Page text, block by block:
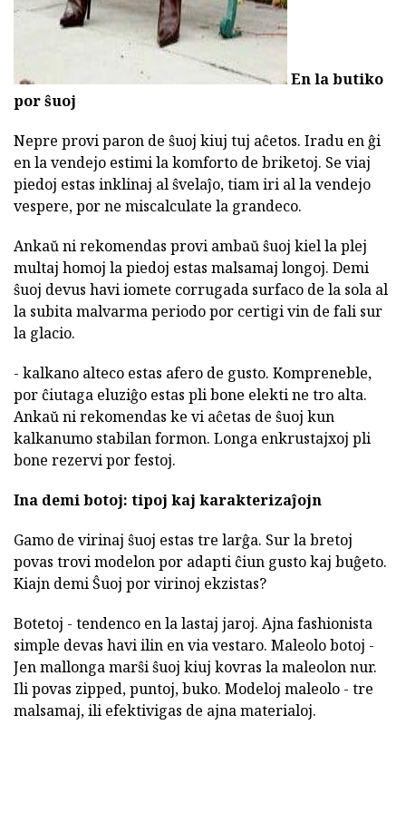
En la butiko
por ŝuoj
Nepre provi paron de ŝuoj kiuj tuj aĉetos. Iradu en ĝi
en la vendejo estimi la komforto de briketoj. Se viaj
piedoj estas inklinaj al ŝvelaĵo, tiam iri al la vendejo
vespere, por ne miscalculate la grandeco.
Ankaŭ ni rekomendas provi ambaŭ ŝuoj kiel la plej
multaj homoj la piedoj estas malsamaj longoj. Demi
ŝuoj devus havi iomete corrugada surfaco de la sola al
la subita malvarma periodo por certigi vin de fali sur
la glacio.
- kalkano alteco estas afero de gusto. Kompreneble,
por ĉiutaga eluziĝo estas pli bone elekti ne tro alta.
Ankaŭ ni rekomendas ke vi aĉetas de ŝuoj kun
kalkanumo stabilan formon. Longa enkrustajxoj pli
bone rezervi por festoj.
Ina demi botoj: tipoj kaj karakterizaĵojn
Gamo de virinaj ŝuoj estas tre larĝa. Sur la bretoj
povas trovi modelon por adapti ĉiun gusto kaj buĝeto.
Kiajn demi Ŝuoj por virinoj ekzistas?
Botetoj - tendenco en la lastaj jaroj. Ajna fashionista
simple devas havi ilin en via vestaro. Maleolo botoj -
Jen mallonga marŝi ŝuoj kiuj kovras la maleolon nur.
Ili povas zipped, puntoj, buko. Modeloj maleolo - tre
malsamaj, ili efektivigas de ajna materialoj.